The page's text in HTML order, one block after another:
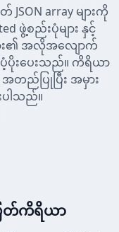
array များကို
ဖွဲ့စည်းပုံများ နှင့်
ား၏ အလိုအလျောက်
ပိုးပေးသည်။ ကိရိယာ
တည်ပြုပြီး အမှား
ပါသည်။
တ်ကိရိယာ